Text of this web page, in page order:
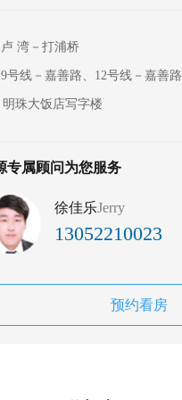
卢 湾－打浦桥
9号线－嘉善路、12号线－嘉善路
明珠大饭店写字楼
专属顾问为您服务
徐佳乐Jerry
13052210023
预约看房